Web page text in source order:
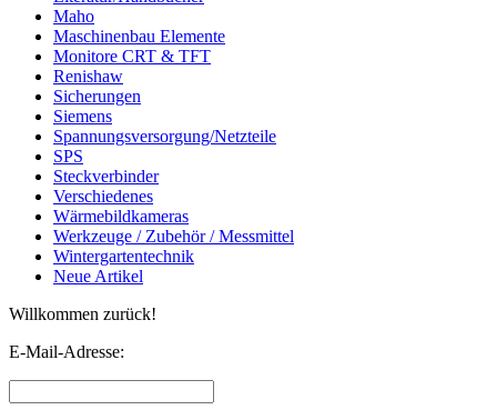
Maho
Maschinenbau Elemente
Monitore CRT & TFT
Renishaw
Sicherungen
Siemens
Spannungsversorgung/Netzteile
SPS
Steckverbinder
Verschiedenes
Wärmebildkameras
Werkzeuge / Zubehör / Messmittel
Wintergartentechnik
Neue Artikel
Willkommen zurück!
E-Mail-Adresse: